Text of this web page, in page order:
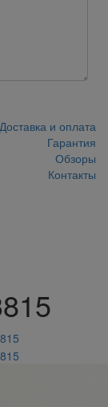
Доставка и оплата
Гарантия
Обзоры
Контакты